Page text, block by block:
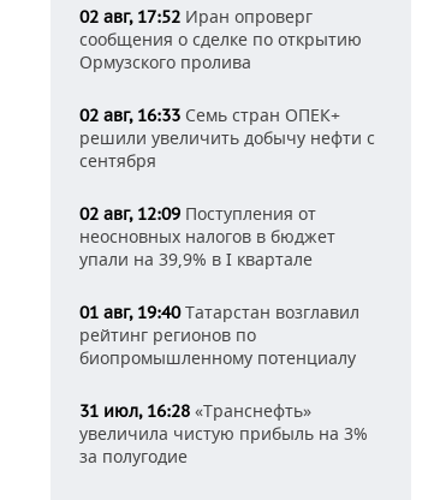
02 авг, 17:52 Иран опроверг
сообщения о сделке по открытию
Ормузского пролива
02 авг, 16:33 Семь стран ОПЕК+
решили увеличить добычу нефти с
сентября
02 авг, 12:09 Поступления от
неосновных налогов в бюджет
упали на 39,9% в I квартале
01 авг, 19:40Татарстан возглавил
рейтинг регионов по
биопромышленному потенциалу
31 июл, 16:28 «Транснефть»
увеличила чистую прибыль на 3%
за полугодие